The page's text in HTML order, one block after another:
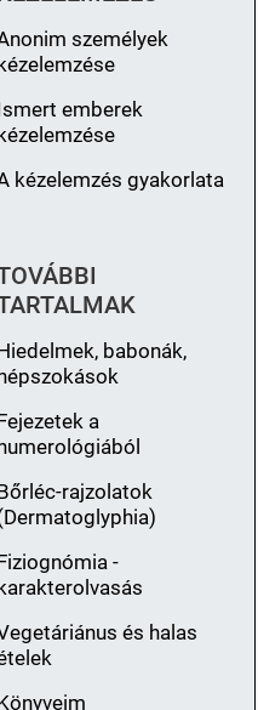
személyek
emberek
kézelemzés gyakorlata
babonák,
a
rajzolatok
-
és halas